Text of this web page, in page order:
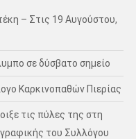
– Στις 19 Αυγούστου,
σε δύσβατο σημείο
Καρκινοπαθών Πιερίας
τις πύλες της στη
του Συλλόγου